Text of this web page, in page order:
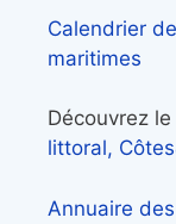
Calendrier
maritimes
Découvrez le
littoral,
Annuaire